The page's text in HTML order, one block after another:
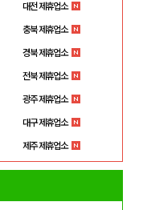
대전 제휴업소
충북 제휴업소
경북 제휴업소
전북 제휴업소
광주 제휴업소
대구 제휴업소
제주 제휴업소